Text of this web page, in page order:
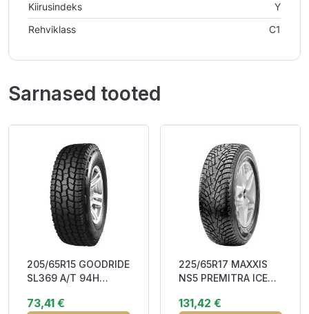
Kiirusindeks
Y
Rehviklass
C1
Sarnased tooted
205/65R15 GOODRIDE
SL369 A/T 94H
73,41 €
225/65R17 MAXXIS
NS5 PREMITRA ICE
3PMSF
131,42 €